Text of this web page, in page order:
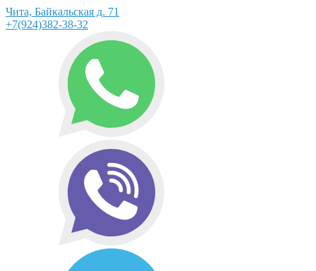
Чита, Байкальская д. 71
+7(924)382-38-32